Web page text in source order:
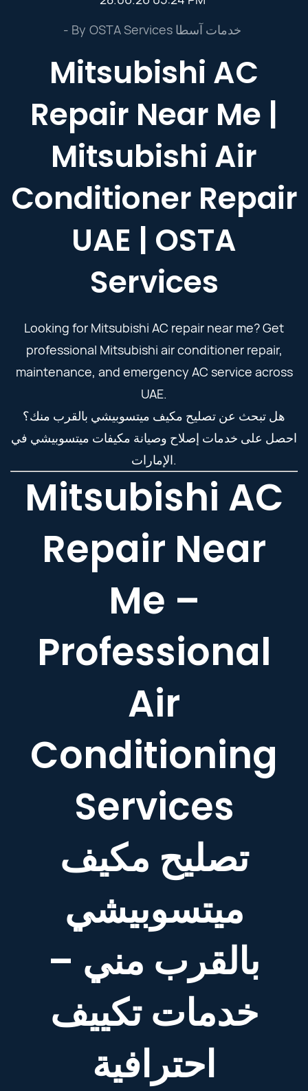
- By
OSTA Services خدمات آسطا
Mitsubishi AC
Repair Near Me |
Mitsubishi Air
Conditioner Repair
UAE | OSTA
Services
Looking for Mitsubishi AC repair near me? Get
professional Mitsubishi air conditioner repair,
maintenance, and emergency AC service across
UAE.
هل تبحث عن تصليح مكيف ميتسوبيشي بالقرب منك؟
احصل على خدمات إصلاح وصيانة مكيفات ميتسوبيشي في
الإمارات.
Mitsubishi AC
Repair Near
Me –
Professional
Air
Conditioning
Services
تصليح مكيف
ميتسوبيشي
بالقرب مني –
خدمات تكييف
احترافية